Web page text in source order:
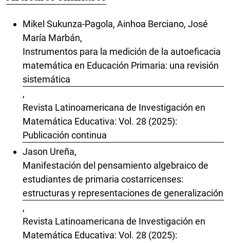
Mikel Sukunza-Pagola, Ainhoa Berciano, José
María Marbán,
Instrumentos para la medición de la autoeficacia
matemática en Educación Primaria: una revisión
sistemática
,
Revista Latinoamericana de Investigación en
Matemática Educativa: Vol. 28 (2025):
Publicación continua
Jason Ureña,
Manifestación del pensamiento algebraico de
estudiantes de primaria costarricenses:
estructuras y representaciones de generalización
,
Revista Latinoamericana de Investigación en
Matemática Educativa: Vol. 28 (2025):